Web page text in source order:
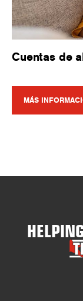
Cuentas de
MÁS